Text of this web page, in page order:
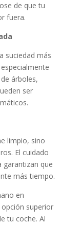
de que tu
fuera.
suciedad más
árboles,
ser
limpio, sino
El cuidado
garantizan que
más tiempo.
en
superior
tu coche. Al